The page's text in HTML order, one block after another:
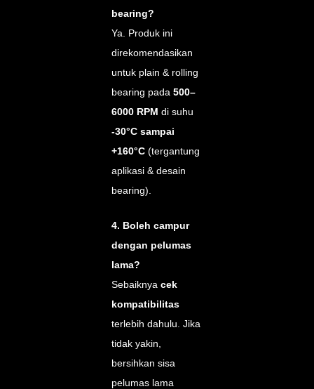
bearing?
Ya. Produk ini
direkomendasikan
untuk plain & rolling
bearing pada 500–
6000 RPM di suhu
-30°C sampai
+160°C (tergantung
aplikasi & desain
bearing).
4. Boleh campur
dengan pelumas
lama?
Sebaiknya cek
kompatibilitas
terlebih dahulu. Jika
tidak yakin,
bersihkan sisa
pelumas lama